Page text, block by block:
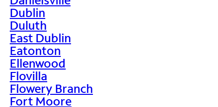
Dublin
Duluth
East Dublin
Eatonton
Ellenwood
Flovilla
Flowery Branch
Fort Moore